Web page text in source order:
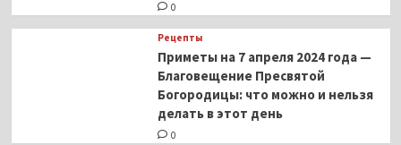
0
Рецепты
Приметы на 7 апреля 2024 года —
Благовещение Пресвятой
Богородицы: что можно и нельзя
делать в этот день
0